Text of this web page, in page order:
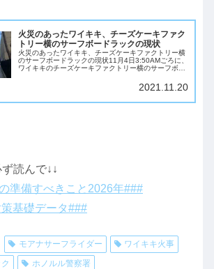
火災のあったワイキキ、チーズケーキファク
トリー横のサーフボードラックの現状
火災のあったワイキキ、チーズケーキファクトリー横
のサーフボードラックの現状11月4日3:50AMごろに、
ワイキキのチーズケーキファクトリー横のサーフボー
べると大きな被害にはなりませんでしたが、...2021.11.20
読んで↓↓
準備すべきこと2026年###
基礎データ###
モアナサーフライダー
ワイキキ火事
ホノルル警察署